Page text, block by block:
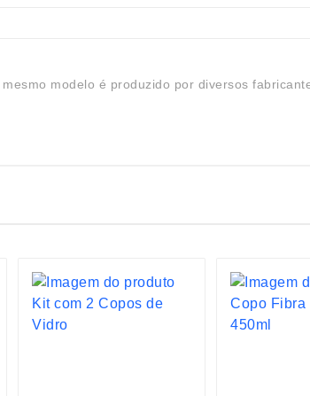
modelo é produzido por diversos